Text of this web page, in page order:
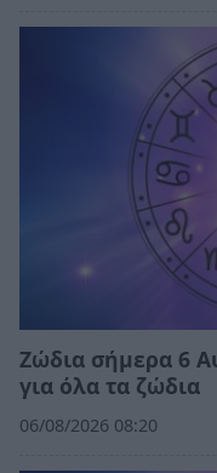
Ζώδια σήμερα 6
για όλα τα ζώδια
06/08/2026 08:20